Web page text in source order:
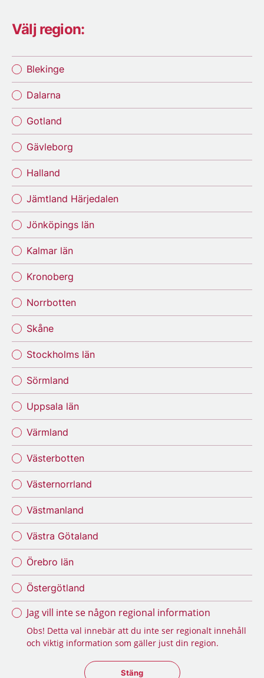
Välj region:
Blekinge
Dalarna
Gotland
Gävleborg
Halland
Jämtland Härjedalen
Jönköpings län
Kalmar län
Kronoberg
Norrbotten
Skåne
Stockholms län
Sörmland
Uppsala län
Värmland
Västerbotten
Västernorrland
Västmanland
Västra Götaland
Örebro län
Östergötland
Jag vill inte se någon regional information
Obs! Detta val innebär att du inte ser regionalt innehåll
och viktig information som gäller just din region.
Stäng regionsväljaren
Stäng